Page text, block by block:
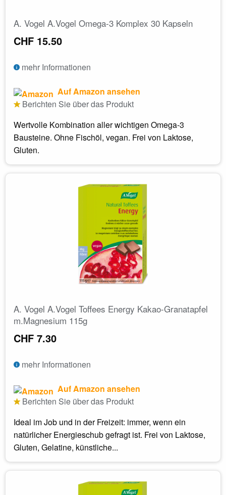
A. Vogel A.Vogel Omega-3 Komplex 30 Kapseln
CHF 15.50
mehr Informationen
Auf Amazon ansehen
Berichten Sie über das Produkt
Wertvolle Kombination aller wichtigen Omega-3
Bausteine. Ohne Fischöl, vegan. Frei von Laktose,
Gluten.
A. Vogel A.Vogel Toffees Energy Kakao-Granatapfel
m.Magnesium 115g
CHF 7.30
mehr Informationen
Auf Amazon ansehen
Berichten Sie über das Produkt
Ideal im Job und in der Freizeit: immer, wenn ein
natürlicher Energieschub gefragt ist. Frei von Laktose,
Gluten, Gelatine, künstliche...